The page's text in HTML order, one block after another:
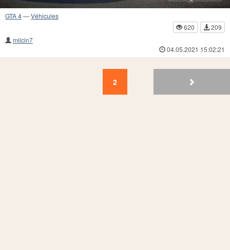
GTA 4—Véhicules
620
209
milcin7
04.05.2021 15:02:21
1
2